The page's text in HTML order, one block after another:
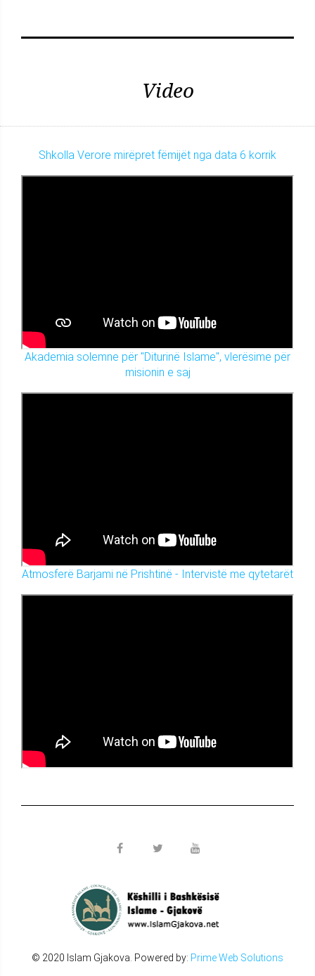
Video
Shkolla Verore mirëpret fëmijët nga data 6 korrik
Akademia solemne për "Diturinë Islame", vlerësime për
misionin e saj
Atmosferë Barjami në Prishtinë - Intervistë me qytetarët
© 2020 Islam Gjakova. Powered by: Prime Web Solutions